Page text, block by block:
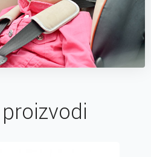
proizvodi